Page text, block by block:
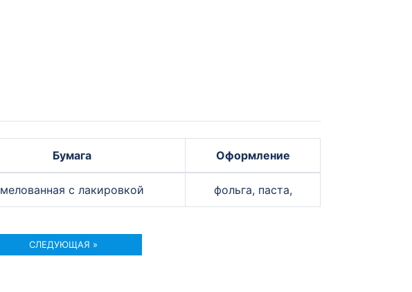
Бумага Оформление
мелованная с лакировкой фольга, паста,
СЛЕДУЮЩАЯ »